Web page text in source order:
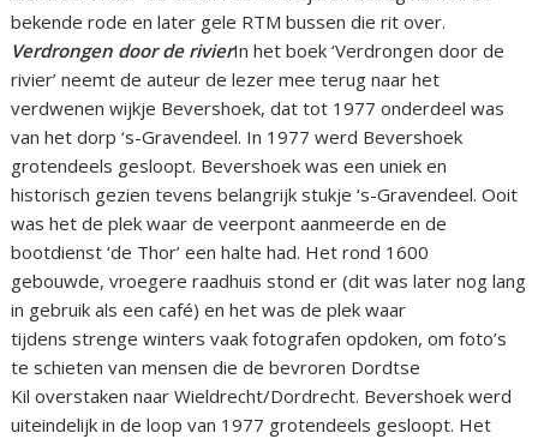
bekende rode en later gele RTM bussen die rit over.
Verdrongen door de rivierIn het boek ‘Verdrongen door de
rivier’ neemt de auteur de lezer mee terug naar het
verdwenen wijkje Bevershoek, dat tot 1977 onderdeel was
van het dorp ‘s-Gravendeel. In 1977 werd Bevershoek
grotendeels gesloopt. Bevershoek was een uniek en
historisch gezien tevens belangrijk stukje ‘s-Gravendeel. Ooit
was het de plek waar de veerpont aanmeerde en de
bootdienst ‘de Thor’ een halte had. Het rond 1600
gebouwde, vroegere raadhuis stond er (dit was later nog lang
in gebruik als een café) en het was de plek waar
tijdens strenge winters vaak fotografen opdoken, om foto’s
te schieten van mensen die de bevroren Dordtse
Kil overstaken naar Wieldrecht/Dordrecht. Bevershoek werd
uiteindelijk in de loop van 1977 grotendeels gesloopt. Het